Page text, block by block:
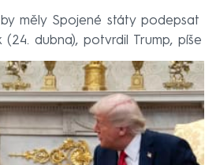
měly Spojené státy podepsat
dubna), potvrdil Trump, píše